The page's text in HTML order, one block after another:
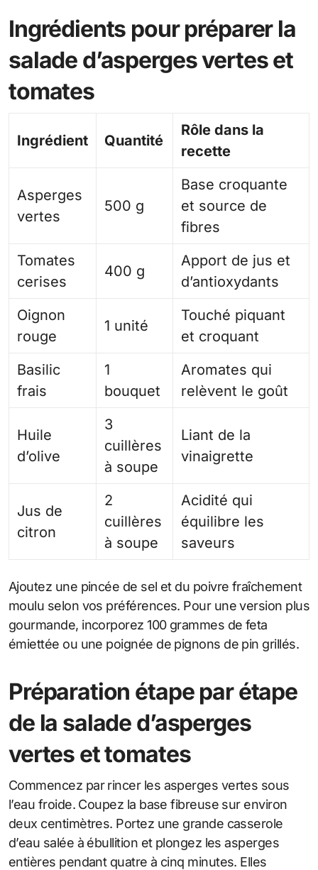
Ingrédients pour préparer la
salade d’asperges vertes et
tomates
Ingrédient Quantité
Rôle dans la
recette
Asperges
vertes
500 g
Base croquante
et source de
fibres
Tomates
cerises
400 g
Apport de jus et
d’antioxydants
Oignon
rouge
1 unité
Touché piquant
et croquant
Basilic
frais
1
bouquet
Aromates qui
relèvent le goût
Huile
d’olive
3
cuillères
à soupe
Liant de la
vinaigrette
Jus de
citron
2
cuillères
à soupe
Acidité qui
équilibre les
saveurs
Ajoutez une pincée de sel et du poivre fraîchement
moulu selon vos préférences. Pour une version plus
gourmande, incorporez 100 grammes de feta
émiettée ou une poignée de pignons de pin grillés.
Préparation étape par étape
de la salade d’asperges
vertes et tomates
Commencez par rincer les asperges vertes sous
l’eau froide. Coupez la base fibreuse sur environ
deux centimètres. Portez une grande casserole
d’eau salée à ébullition et plongez les asperges
entières pendant quatre à cinq minutes. Elles